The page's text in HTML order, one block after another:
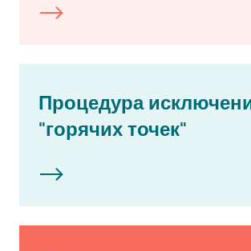
Процедура
"горячих точек"